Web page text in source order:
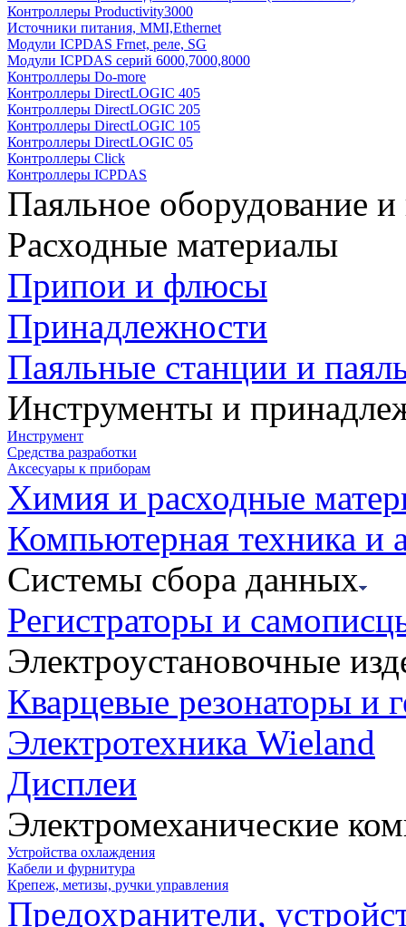
Контроллеры Productivity3000
Источники питания, MMI,Ethernet
Модули ICPDAS Frnet, реле, SG
Модули ICPDAS серий 6000,7000,8000
Контроллеры Do-more
Контроллеры DirectLOGIC 405
Контроллеры DirectLOGIC 205
Контроллеры DirectLOGIC 105
Контроллеры DirectLOGIC 05
Контроллеры Click
Контроллеры ICPDAS
Паяльное оборудование
Расходные материалы
Припои и флюсы
Принадлежности
Паяльные станции и
Инструменты и
Инструмент
Средства разработки
Аксесуары к приборам
Химия и расходные
Компьютерная техника и
Системы сбора данных
Регистраторы и
Электроустановочные
Кварцевые резонаторы и
Электротехника Wieland
Дисплеи
Электромеханические
Устройства охлаждения
Кабели и фурнитура
Крепеж, метизы, ручки управления
Предохранители,